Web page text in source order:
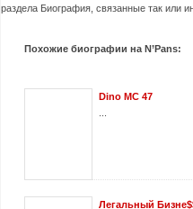
раздела Биография, связанные так или
Похожие биографии на N’Pans:
Dino MC 47
Легальный